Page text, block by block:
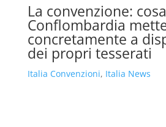
La convenzione: cosa
Conflombardia
concretamente a
dei propri tesserati
Italia Convenzioni, Italia News